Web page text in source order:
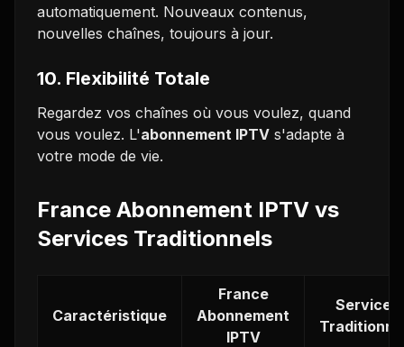
automatiquement. Nouveaux contenus,
nouvelles chaînes, toujours à jour.
10. Flexibilité Totale
Regardez vos chaînes où vous voulez, quand
vous voulez. L'abonnement IPTV s'adapte à
votre mode de vie.
France Abonnement IPTV vs
Services Traditionnels
Caractéristique
France
Abonnement
IPTV
Services